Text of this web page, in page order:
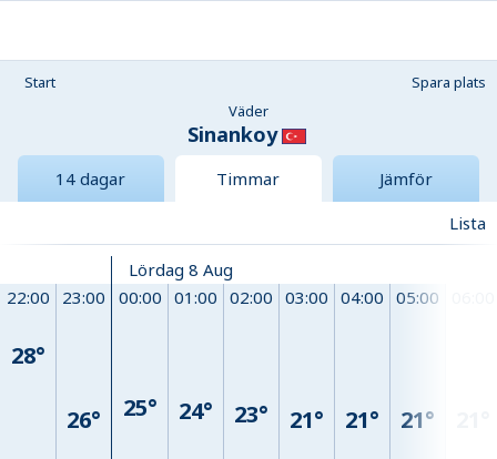
Start
Spara plats
Väder
Sinankoy
14 dagar Timmar
Jämför
Lista
22:00
28°
23:00
26°
Lördag 8 Aug
00:00
25°
01:00
24°
02:00
23°
03:00
21°
04:00
21°
05:00
21°